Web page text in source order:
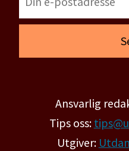
Ansvarlig
Tips oss:
Utgiver: